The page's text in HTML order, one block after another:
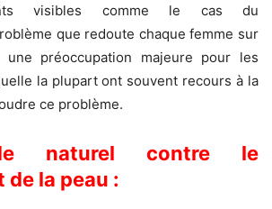
visibles comme le cas du
que redoute chaque femme sur
une préoccupation majeure pour les
la plupart ont souvent recours à la
ce problème.
naturel contre le
de la peau :